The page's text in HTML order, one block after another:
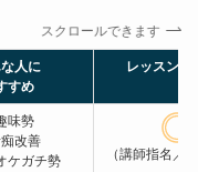
スクロールできます
人に
すめ
レッスンの
味勢
痴改善
ケガチ勢
（講師指名／